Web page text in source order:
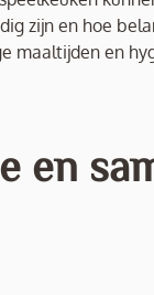
zijn en hoe
maaltijden en
en